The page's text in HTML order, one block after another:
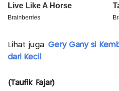
Lihat juga: Gery Gany si
dari Kecil
(Taufik Fajar)